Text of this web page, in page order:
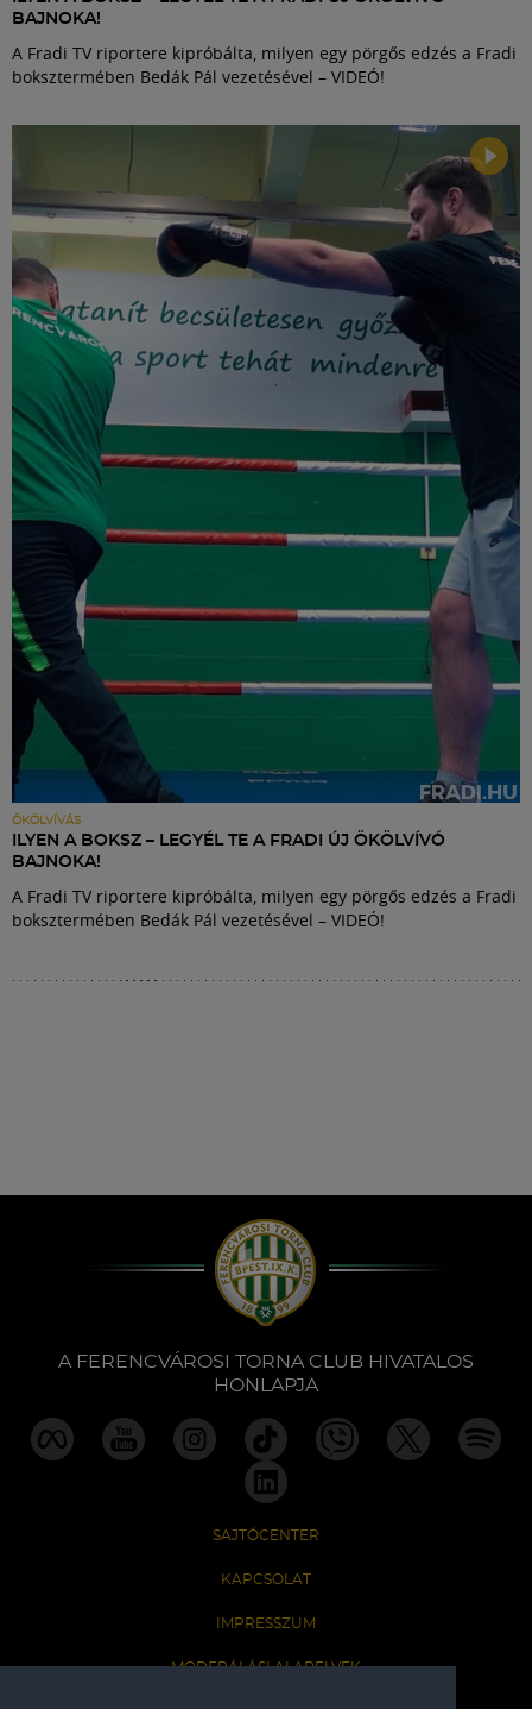
BAJNOKA!
A Fradi TV riportere kipróbálta, milyen egy pörgős edzés a Fradi
boksztermében Bedák Pál vezetésével – VIDEÓ!
ÖKÖLVÍVÁS
ILYEN A BOKSZ – LEGYÉL TE A FRADI ÚJ ÖKÖLVÍVÓ
BAJNOKA!
A Fradi TV riportere kipróbálta, milyen egy pörgős edzés a Fradi
boksztermében Bedák Pál vezetésével – VIDEÓ!
A FERENCVÁROSI TORNA CLUB HIVATALOS
HONLAPJA
SAJTÓCENTER
KAPCSOLAT
IMPRESSZUM
MODERÁLÁSI ALAPELVEK